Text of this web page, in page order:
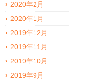
2020年2月
2020年1月
2019年12月
2019年11月
2019年10月
2019年9月